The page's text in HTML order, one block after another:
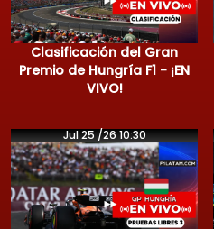
Clasificación del Gran
Premio de Hungría F1 - ¡EN
VIVO!
Jul 25 /26 10:30